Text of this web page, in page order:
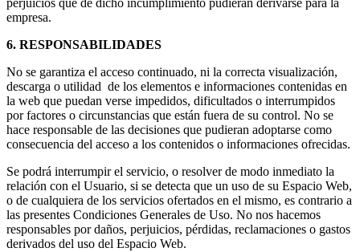
perjuicios que de dicho incumplimiento pudieran derivarse para la
empresa.
6. RESPONSABILIDADES
No se garantiza el acceso continuado, ni la correcta visualización,
descarga o utilidad de los elementos e informaciones contenidas en
la web que puedan verse impedidos, dificultados o interrumpidos
por factores o circunstancias que están fuera de su control. No se
hace responsable de las decisiones que pudieran adoptarse como
consecuencia del acceso a los contenidos o informaciones ofrecidas.
Se podrá interrumpir el servicio, o resolver de modo inmediato la
relación con el Usuario, si se detecta que un uso de su Espacio Web,
o de cualquiera de los servicios ofertados en el mismo, es contrario a
las presentes Condiciones Generales de Uso. No nos hacemos
responsables por daños, perjuicios, pérdidas, reclamaciones o gastos
derivados del uso del Espacio Web.